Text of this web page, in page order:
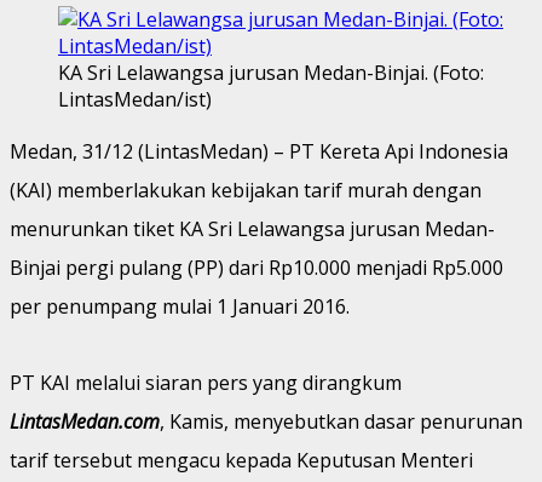
KA Sri Lelawangsa jurusan Medan-Binjai. (Foto:
LintasMedan/ist)
Medan, 31/12 (LintasMedan) – PT Kereta Api Indonesia
(KAI) memberlakukan kebijakan tarif murah dengan
menurunkan tiket KA Sri Lelawangsa jurusan Medan-
Binjai pergi pulang (PP) dari Rp10.000 menjadi Rp5.000
per penumpang mulai 1 Januari 2016.
PT KAI melalui siaran pers yang dirangkum
LintasMedan.com, Kamis, menyebutkan dasar penurunan
tarif tersebut mengacu kepada Keputusan Menteri